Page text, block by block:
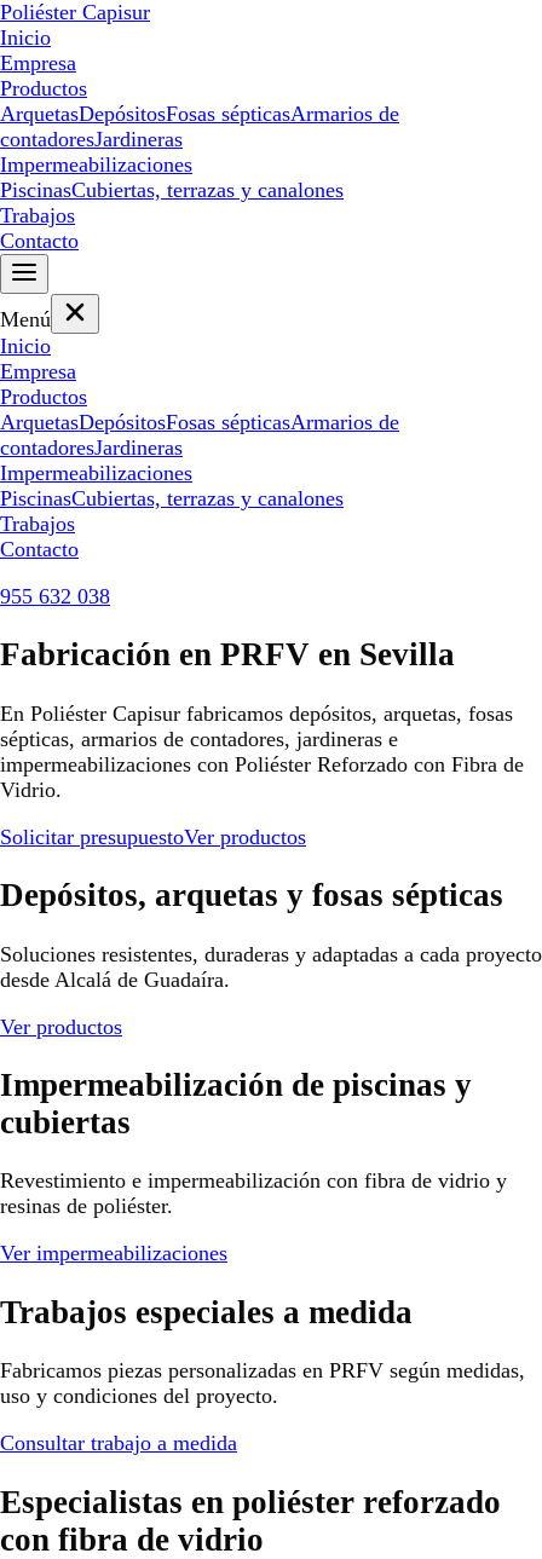
Poliéster Capisur
Inicio
Empresa
Productos
ArquetasDepósitosFosas sépticasArmarios de
contadoresJardineras
Impermeabilizaciones
PiscinasCubiertas, terrazas y canalones
Trabajos
Contacto
Menú
Inicio
Empresa
Productos
ArquetasDepósitosFosas sépticasArmarios de
contadoresJardineras
Impermeabilizaciones
PiscinasCubiertas, terrazas y canalones
Trabajos
Contacto
955 632 038
Fabricación en PRFV en Sevilla
En Poliéster Capisur fabricamos depósitos, arquetas, fosas
sépticas, armarios de contadores, jardineras e
impermeabilizaciones con Poliéster Reforzado con Fibra de
Vidrio.
Solicitar presupuestoVer productos
Depósitos, arquetas y fosas sépticas
Soluciones resistentes, duraderas y adaptadas a cada proyecto
desde Alcalá de Guadaíra.
Ver productos
Impermeabilización de piscinas y
cubiertas
Revestimiento e impermeabilización con fibra de vidrio y
resinas de poliéster.
Ver impermeabilizaciones
Trabajos especiales a medida
Fabricamos piezas personalizadas en PRFV según medidas,
uso y condiciones del proyecto.
Consultar trabajo a medida
Especialistas en poliéster reforzado
con fibra de vidrio